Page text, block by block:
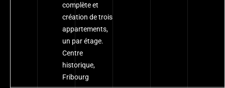
complète et
création de trois
appartements,
un par étage.
Centre
historique,
Fribourg